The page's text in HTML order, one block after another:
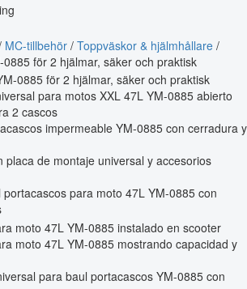
MC-tillbehör / Toppväskor & hjälmhållare /
för 2 hjälmar, säker och praktisk